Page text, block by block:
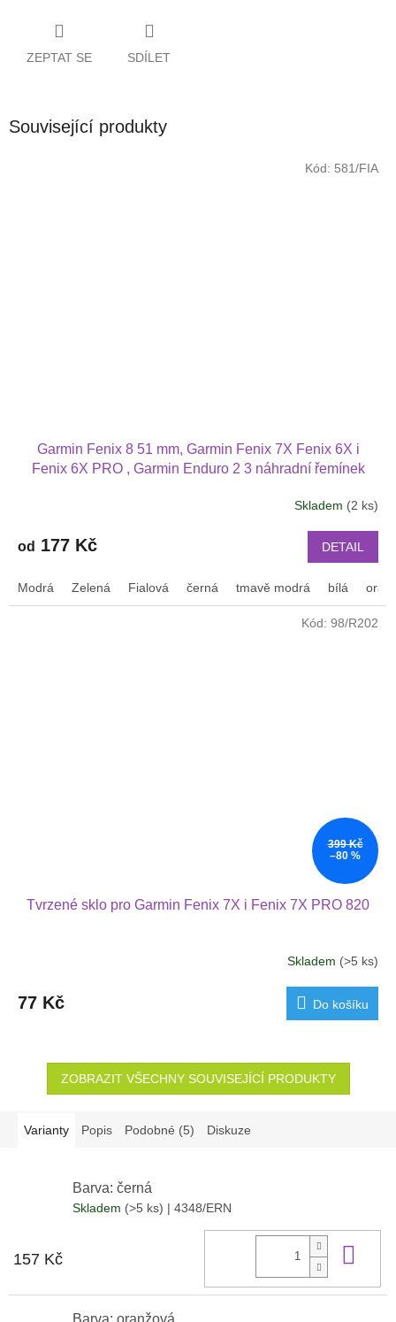
ZEPTAT SE SDÍLET
Související produkty
Garmin Fenix 8 51 mm, Garmin Fenix 7X Fenix 6X i
Fenix 6X PRO , Garmin Enduro 2 3 náhradní řemínek
Skladem (2 ks)
od 177 Kč DETAIL
Modrá Zelená Fialová černá tmavě modrá bílá
Kód: 581/FIA
399 Kč
–80 %
Tvrzené sklo pro Garmin Fenix 7X i Fenix 7X PRO 820
Skladem (>5 ks)
77 Kč Do košíku
Kód: 98/R202
ZOBRAZIT VŠECHNY SOUVISEJÍCÍ PRODUKTY
Varianty Popis Podobné (5) Diskuze
Barva: černá
Skladem (>5 ks) | 4348/ERN
157 Kč